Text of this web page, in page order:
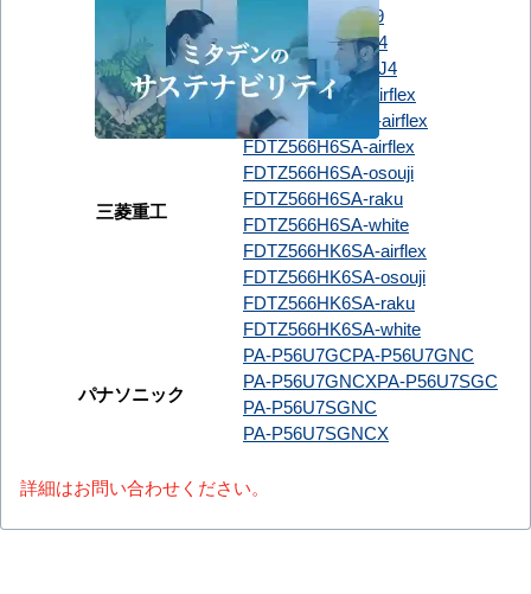
日立
RCI-GP56RGHJ9
RCIC-GP56RGH4
RCIC-GP56RGHJ4
三菱重工
FDTCZ566H6S-airflex
FDTCZ566HK6S-airflex
FDTZ566H6SA-airflex
FDTZ566H6SA-osouji
FDTZ566H6SA-raku
FDTZ566H6SA-white
FDTZ566HK6SA-airflex
FDTZ566HK6SA-osouji
FDTZ566HK6SA-raku
FDTZ566HK6SA-white
パナソニック
PA-P56U7GCPA-P56U7GNC
PA-P56U7GNCXPA-P56U7SGC
PA-P56U7SGNC
PA-P56U7SGNCX
詳細はお問い合わせください。